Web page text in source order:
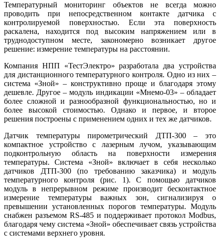
Температурный мониторинг объектов не всегда можно
проводить при непосредственном контакте датчика с
контролируемой поверхностью. Если эта поверхность
раскалена, находится под высоким напряжением или в
труднодоступном месте, закономерно возникает другое
решение: измерение температуры на расстоянии.
Компания НПП «ТестЭлектро» разработала два устройства
для дистанционного температурного контроля. Одно из них –
система «Зной» – конструктивно проще и благодаря этому
дешевле. Другое – модуль индикации «Мнемо‑03» – обладает
более сложной и разнообразной функциональностью, но и
более высокой стоимостью. Однако и первое, и второе
решения построены с применением одних и тех же датчиков.
Датчик температуры пирометрический ДТП‑300 – это
компактное устройство с лазерным лучом, указывающим
подконтрольную область на поверхности измерения
температуры. Система «Зной» включает в себя несколько
датчиков ДТП‑300 (по требованию заказчика) и модуль
температурного контроля (рис. 1). С помощью датчиков
модуль в непрерывном режиме производит бесконтактное
измерение температуры важных зон, сигнализируя о
превышении установленных порогов температуры. Модуль
снабжен разъемом RS‑485 и поддерживает протокол Modbus,
благодаря чему система «Зной» обеспечивает связь устройства
с системами верхнего уровня.